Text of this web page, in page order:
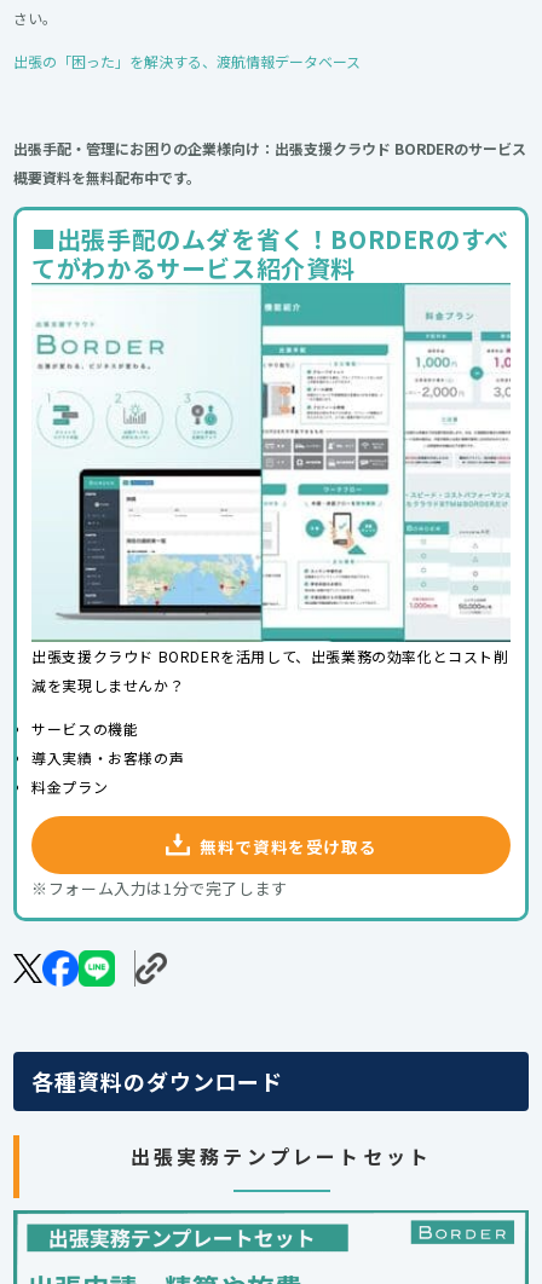
さい。
出張の「困った」を解決する、渡航情報データベース
出張手配・管理にお困りの企業様向け：出張支援クラウド BORDERのサービス
概要資料を無料配布中です。
■出張手配のムダを省く！BORDERのすべ
てがわかるサービス紹介資料
出張支援クラウド BORDERを活用して、出張業務の効率化とコスト削
減を実現しませんか？
サービスの機能
導入実績・お客様の声
料金プラン
無料で資料を受け取る
※フォーム入力は1分で完了します
各種資料のダウンロード
出張実務テンプレートセット